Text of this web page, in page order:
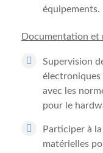
équipements.
Documentation et
Supervision
avec les
pour le
Participer à
matérielles